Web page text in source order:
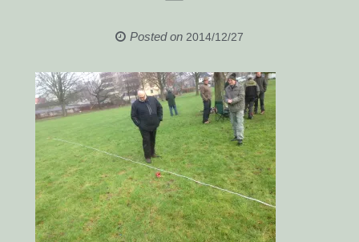
Posted on 2014/12/27